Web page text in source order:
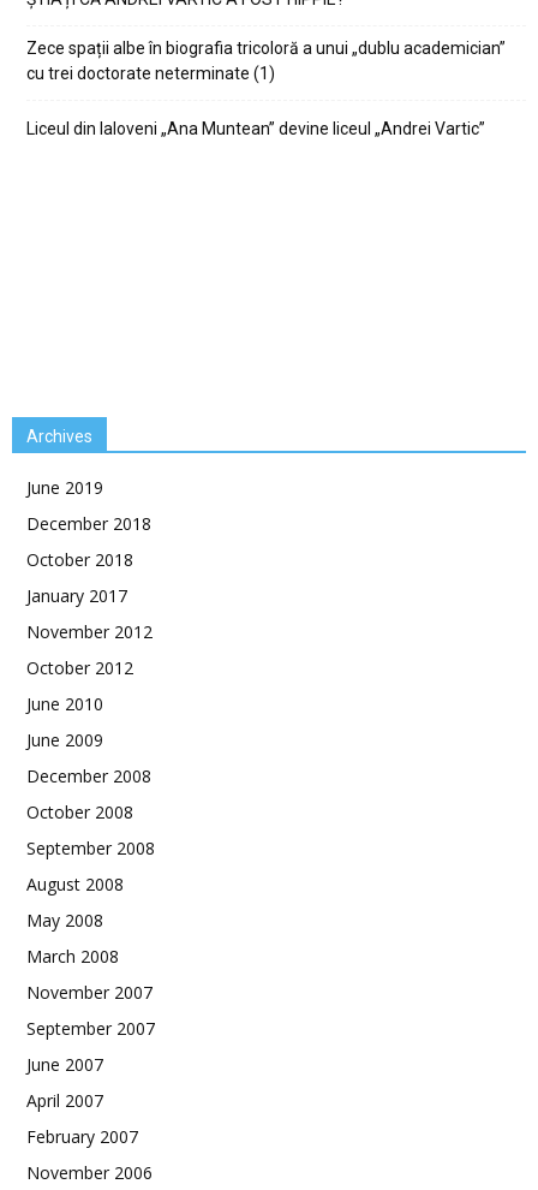
Zece spații albe în biografia tricoloră a unui „dublu academician”
cu trei doctorate neterminate (1)
Liceul din Ialoveni „Ana Muntean” devine liceul „Andrei Vartic”
Archives
June 2019
December 2018
October 2018
January 2017
November 2012
October 2012
June 2010
June 2009
December 2008
October 2008
September 2008
August 2008
May 2008
March 2008
November 2007
September 2007
June 2007
April 2007
February 2007
November 2006